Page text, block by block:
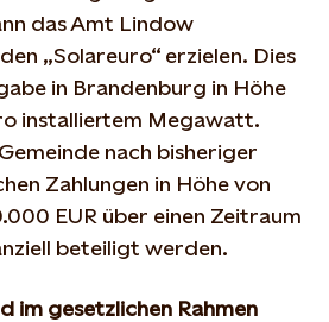
das Amt Lindow
„Solareuro“ erzielen. Dies
in Brandenburg in Höhe
installiertem Megawatt.
nach bisheriger
Zahlungen in Höhe von
EUR über einen Zeitraum
beteiligt werden.
im gesetzlichen Rahmen